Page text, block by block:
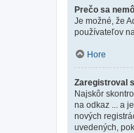
Prečo sa
Je možné, že
používateľov
Hore
Zaregistroval
Najskôr
na odkaz ... a
nových
uvedených,